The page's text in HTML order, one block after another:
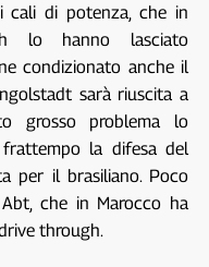
cali di potenza, che in
lo hanno lasciato
condizionato anche il
sarà riuscita a
grosso problema lo
la difesa del
per il brasiliano. Poco
che in Marocco ha
through.